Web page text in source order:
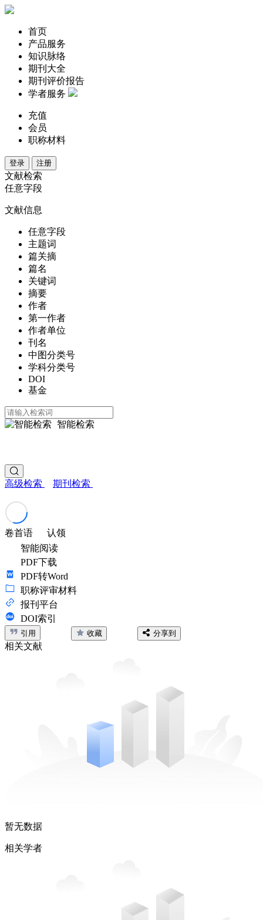
首页
产品服务
知识脉络
期刊大全
期刊评价报告
学者服务
充值
会员
职称材料
登录 注册
文献检索
任意字段
文献信息
任意字段
主题词
篇关摘
篇名
关键词
摘要
作者
第一作者
作者单位
刊名
中图分类号
学科分类号
DOI
基金
智能检索
高级检索 期刊检索
卷首语
认领
智能阅读
PDF下载
PDF转Word
职称评审材料
报刊平台
DOI索引
引用 收藏 分享到
相关文献
暂无数据
相关学者